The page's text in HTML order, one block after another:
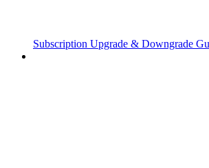
Subscription Upgrade & Downgrade